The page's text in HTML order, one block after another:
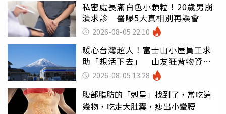
私密處長滿白色小顆粒！20歲男崩
潰求診 醫曝5大真相別再誤會
2026-08-05 22:10
暖心台灣超人！富士山小屋員工求
助「想活下去」 山友狂背物資上
山：台灣真的是寶島
2026-08-05 13:28
腹部脂肪的「剋星」找到了，常吃這
幾物，吃走大肚囊，瘦出小蠻腰